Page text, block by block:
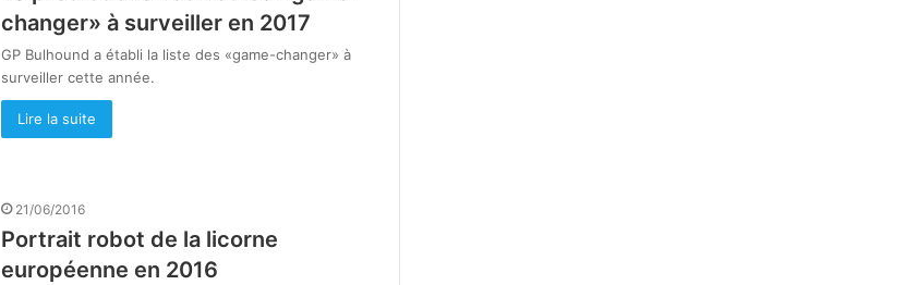
changer» à surveiller en 2017
GP Bulhound a établi la liste des «game-changer» à
surveiller cette année.
Lire la suite
21/06/2016
Portrait robot de la licorne
européenne en 2016